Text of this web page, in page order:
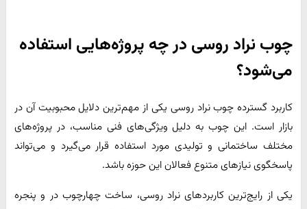
چوب نراد روسی در چه پروژه‌هایی استفاده
می‌شود؟
کاربرد گسترده چوب نراد روسی یکی از مهم‌ترین دلایل محبوبیت آن در
بازار است. این چوب به دلیل ویژگی‌های فنی مناسب، در پروژه‌های
مختلف ساختمانی و تولیدی مورد استفاده قرار می‌گیرد و می‌تواند
پاسخگوی نیازهای متنوع فعالان این حوزه باشد.
یکی از رایج‌ترین کاربردهای نراد روسی، ساخت چهارچوب در و پنجره